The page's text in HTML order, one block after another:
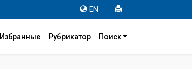
EN
Избранные Рубрикатор Поиск